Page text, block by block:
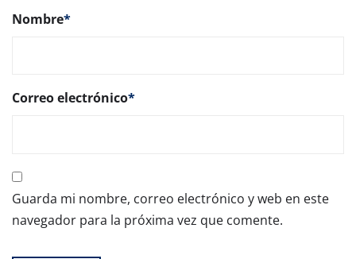
Nombre*
Correo electrónico*
Guarda mi nombre, correo electrónico y web en este
navegador para la próxima vez que comente.